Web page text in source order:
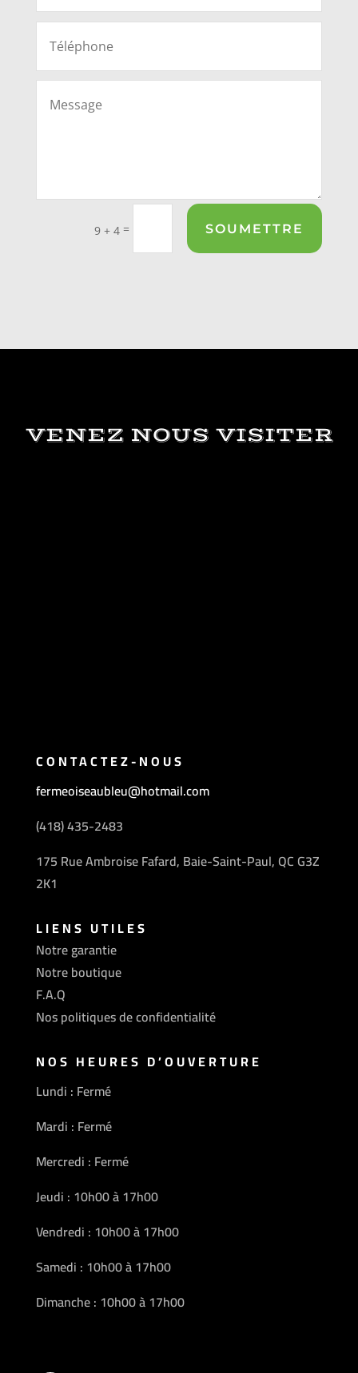
9 + 4 = SOUMETTRE
VENEZ NOUS VISITER
CONTACTEZ-NOUS
fermeoiseaubleu@hotmail.com
(418) 435-2483
175 Rue Ambroise Fafard, Baie-Saint-Paul, QC G3Z
2K1
LIENS UTILES
Notre garantie
Notre boutique
F.A.Q
Nos politiques de confidentialité
NOS HEURES D’OUVERTURE
Lundi : Fermé
Mardi : Fermé
Mercredi : Fermé
Jeudi : 10h00 à 17h00
Vendredi : 10h00 à 17h00
Samedi : 10h00 à 17h00
Dimanche : 10h00 à 17h00